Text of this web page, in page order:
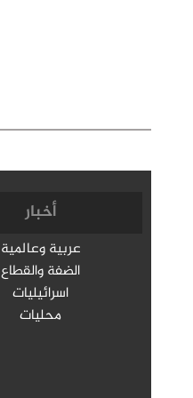
أخبار
عربية وعالمية
الضفة والقطاع
اسرائيليات
محليات